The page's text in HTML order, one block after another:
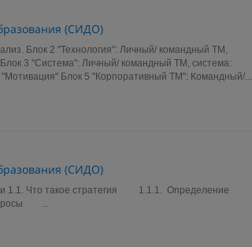
(СИДО)
Блок 2 "Технология": Личный/ командный ТМ,
3 "Система": Личный/ командный ТМ, система:
Блок 5 "Корпоративный ТМ": Командный/...
(СИДО)
1.1. Что такое стратегия 1.1.1. Определение
...